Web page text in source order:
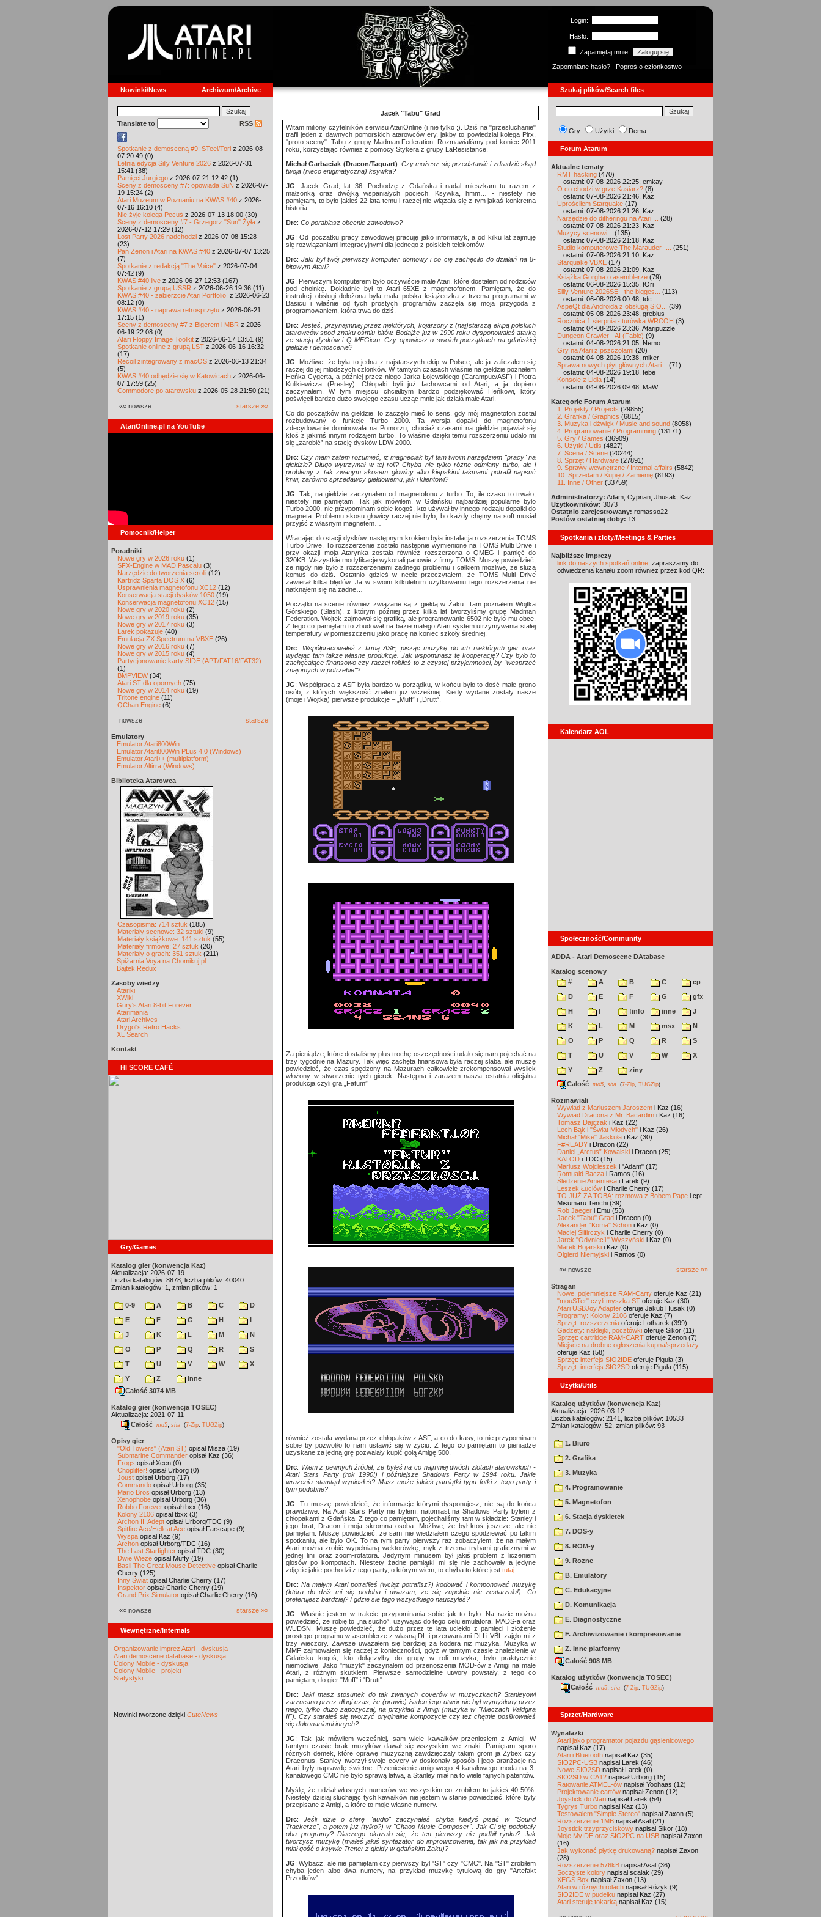
Login:
Hasło:
Zapamiętaj mnie
Zapomniane hasło?
Poproś o członkostwo
Nowinki/News Archiwum/Archive Szukaj plików/Search files
Translate to RSS
Spotkanie z demosceną #9: STeel/Tori z 2026-08-
07 20:49 (0)
Letnia edycja Silly Venture 2026 z 2026-07-31
15:41 (38)
Pamięci Jurgiego z 2026-07-21 12:42 (1)
Sceny z demosceny #7: opowiada SuN z 2026-07-
19 15:24 (2)
Atari Muzeum w Poznaniu na KWAS #40 z 2026-
07-16 16:10 (4)
Nie żyje kolega Pecuś z 2026-07-13 18:00 (30)
Sceny z demosceny #7 - Grzegorz "Sun" Żyła z
2026-07-12 17:29 (12)
Lost Party 2026 nadchodzi z 2026-07-08 15:28
(23)
Pan Zenon i Atari na KWAS #40 z 2026-07-07 13:25
(7)
Spotkanie z redakcją "The Voice" z 2026-07-04
07:42 (9)
KWAS #40 live z 2026-06-27 12:53 (167)
Spotkanie z grupą USSR z 2026-06-26 19:36 (11)
KWAS #40 - zabierzcie Atari Portfolio! z 2026-06-23
08:12 (0)
KWAS #40 - naprawa retrosprzętu z 2026-06-21
17:15 (1)
Sceny z demosceny #7 z Bigerem i MBR z 2026-
06-19 22:08 (0)
Atari Floppy Image Toolkit z 2026-06-17 13:51 (9)
Spotkanie online z grupą LST z 2026-06-16 16:32
(17)
Recoil zintegrowany z macOS z 2026-06-13 21:34
(5)
KWAS #40 odbędzie się w Katowicach z 2026-06-
07 17:59 (25)
Commodore po atarowsku z 2026-05-28 21:50 (21)
«« nowsze starsze »»
AtariOnline.pl na YouTube
Pomocnik/Helper
Poradniki
Nowe gry w 2026 roku (1)
SFX-Engine w MAD Pascalu (3)
Narzędzie do tworzenia scrolli (12)
Kartridż Sparta DOS X (6)
Usprawnienia magnetofonu XC12 (12)
Konserwacja stacji dysków 1050 (19)
Konserwacja magnetofonu XC12 (15)
Nowe gry w 2020 roku (2)
Nowe gry w 2019 roku (35)
Nowe gry w 2017 roku (3)
Larek pokazuje (40)
Emulacja ZX Spectrum na VBXE (26)
Nowe gry w 2016 roku (7)
Nowe gry w 2015 roku (4)
Partycjonowanie karty SIDE (APT/FAT16/FAT32)
(1)
BMPVIEW(34)
Atari ST dla opornych (75)
Nowe gry w 2014 roku (19)
Tritone engine (11)
QChan Engine (6)
nowsze starsze
Emulatory
Emulator Atari800Win
Emulator Atari800Win PLus 4.0 (Windows)
Emulator Atari++ (multiplatform)
Emulator Altirra (Windows)
Biblioteka Atarowca
Czasopisma: 714 sztuk (185)
Materiały scenowe: 32 sztuki (9)
Materiały książkowe: 141 sztuk (55)
Materiały firmowe: 27 sztuk (20)
Materiały o grach: 351 sztuk (211)
Spiżarnia Voya na Chomikuj.pl
Bajtek Redux
Zasoby wiedzy
Atariki
XWiki
Gury's Atari 8-bit Forever
Atarimania
Atari Archives
Drygol's Retro Hacks
XL Search
Kontakt
HI SCORE CAFÉ
Gry/Games
Katalog gier (konwencja Kaz)
Aktualizacja: 2026-07-19
Liczba katalogów: 8878, liczba plików: 40040
Zmian katalogów: 1, zmian plików: 1
0-9 A B C
D
E
F G H
I
J
K L M
N
O
P Q R
S
T
U V W
X
Y
Z
inne
Całość 3074 MB
Katalog gier (konwencja TOSEC)
Aktualizacja: 2021-07-11
Całość md5 sha (7-Zip TUGZip)
Opisy gier
"Old Towers" (Atari ST) opisał Misza (19)
Submarine Commander opisał Kaz (36)
Frogs opisał Xeen (0)
Choplifter! opisał Urborg (0)
Joust opisał Urborg (17)
Commando opisał Urborg (35)
Mario Bros opisał Urborg (13)
Xenophobe opisał Urborg (36)
Robbo Forever opisał tbxx (16)
Kolony 2106 opisał tbxx (3)
Archon II: Adept opisał Urborg/TDC (9)
Spitfire Ace/Hellcat Ace opisał Farscape (9)
Wyspa opisał Kaz (9)
Archon opisał Urborg/TDC (16)
The Last Starfighter opisał TDC (30)
Dwie Wieże opisał Muffy (19)
Basil The Great Mouse Detective opisał Charlie
Cherry (125)
Inny Świat opisał Charlie Cherry (17)
Inspektor opisał Charlie Cherry (19)
Grand Prix Simulator opisał Charlie Cherry (16)
«« nowsze starsze »»
Wewnętrzne/Internals
Organizowanie imprez Atari - dyskusja
Atari demoscene database - dyskusja
Colony Mobile - dyskusja
Colony Mobile - projekt
Statystyki
Nowinki tworzone dzięki CuteNews
Jacek "Tabu" Grad
Witam miliony czytelników serwisu AtariOnline (i nie tylko ;). Dziś na "przesłuchanie"
trafił jeden z dawnych pomorskich atarowców ery, jakby to powiedział kolega Pirx,
"proto-sceny": Tabu z grupy Madman Federation. Rozmawialiśmy pod koniec 2011
roku, korzystając również z pomocy Stykera z grupy LaResistance.
Michał Garbaciak (Dracon/Taquart):Czy możesz się przedstawić i zdradzić skąd
twoja (nieco enigmatyczna) ksywka?
JG: Jacek Grad, lat 36. Pochodzę z Gdańska i nadal mieszkam tu razem z
małżonką oraz dwójką wspaniałych pociech. Ksywka, hmm… - niestety nie
pamiętam, to było jakieś 22 lata temu i raczej nie wiązała się z tym jakaś konkretna
historia.
Drc: Co porabiasz obecnie zawodowo?
JG: Od początku pracy zawodowej pracuję jako informatyk, a od kilku lat zajmuję
się rozwiązaniami integracyjnymi dla jednego z polskich telekomów.
Drc:Jaki był twój pierwszy komputer domowy i co cię zachęciło do działań na 8-
bitowym Atari?
JG: Pierwszym komputerem było oczywiście małe Atari, które dostałem od rodziców
pod choinkę. Dokładnie był to Atari 65XE z magnetofonem. Pamiętam, że do
instrukcji obsługi dołożona była mała polska książeczka z trzema programami w
Basicu i właśnie od tych prostych programów zaczęła się moja przygoda z
programowaniem, która trwa do dziś.
Drc:Jesteś, przynajmniej przez niektórych, kojarzony z (naj)starszą ekipą polskich
atarowców spod znaku ośmiu bitów. Bodajże już w 1990 roku dysponowałeś atarką
ze stacją dysków i Q-MEGiem. Czy opowiesz o swoich początkach na gdańskiej
giełdzie i demoscenie?
JG: Możliwe, że była to jedna z najstarszych ekip w Polsce, ale ja zaliczałem się
raczej do jej młodszych członków. W tamtych czasach właśnie na giełdzie poznałem
Heńka Cygerta, a później przez niego Jarka Łojewskiego (Carampuc/ASF) i Piotra
Kulikiewicza (Presley). Chłopaki byli już fachowcami od Atari, a ja dopiero
zaczynałem. W tym miejscu chciałbym bardzo podziękować Heńkowi, który
poświęcił bardzo dużo swojego czasu ucząc mnie jak działa małe Atari.
Co do początków na giełdzie, to zaczęło mieć to sens, gdy mój magnetofon został
rozbudowany o funkcje Turbo 2000. Ta wersja dopałki do magnetofonu
zdecydowanie dominowała na Pomorzu, chociaż czasami na giełdzie pojawiał się
ktoś z jakimś innym rodzajem turbo. To właśnie dzięki temu rozszerzeniu udało mi
się „zarobić” na stację dysków LDW 2000.
Drc:Czy mam zatem rozumieć, iż magneciak był tam twoim narzędziem "pracy" na
giełdzie? Długo wytrzymał w tej roli? Chyba nie tylko różne odmiany turbo, ale i
problemy z tak zwanym skosem głowicy albo kiepskimi taśmami potrafił napsuć
krwi, zarówno sprzedawcy giełdowemu, jak i klientowi?
JG: Tak, na giełdzie zaczynałem od magnetofonu z turbo. To, ile czasu to trwało,
niestety nie pamiętam. Tak jak mówiłem, w Gdańsku najbardziej popularne było
Turbo 2000, nie przypominam sobie kogoś, kto używał by innego rodzaju dopałki do
magneta. Problemu skosu głowicy raczej nie było, bo każdy chętny na soft musiał
przyjść z własnym magnetem…
Wracając do stacji dysków, następnym krokiem była instalacja rozszerzenia TOMS
Turbo Drive. To rozszerzenie zostało następnie wymienione na TOMS Multi Drive i
przy okazji moja Atarynka została również rozszerzona o QMEG i pamięć do
320KB. Wszystkie modyfikacje wykonali panowie z firmy TOMS. Muszę powiedzieć,
że nigdy nie było z rozszerzeniami żadnego problemu i całkiem możliwe, że służą
komuś do dziś. Ostatnio gdzieś w necie przeczytałem, że TOMS Multi Drive
zawierał kilka błędów. Ja w swoim kilkuletnim użytkowaniu tego rozszerzenia nie
natknąłem się na żadne…
Początki na scenie również związane są z giełdą w Żaku. Tam poznałem Wojtka
Górskiego (Slash), z którym później przez kilka lat tworzyliśmy grupę Madman
Federation. Wojtek zajmował się grafiką, ale programowanie 6502 nie było mu obce.
Z tego co pamiętam to zbudował na bazie małego Atari system utrzymywania stałej
temperatury w pomieszczeniu jako pracę na koniec szkoły średniej.
Drc:
Współpracowałeś z firmą ASF, pisząc muzykę do ich niektórych gier oraz
wydając tam także własne produkcje. Jak wspominasz tę kooperację? Czy było to
zachęcające finansowo czy raczej robiłeś to z czystej przyjemności, by "wesprzeć
znajomych w potrzebie"?
JG: Współpraca z ASF była bardzo w porządku, w końcu było to dość małe grono
osób, z których większość znałem już wcześniej. Kiedy wydane zostały nasze
(moje i Wojtka) pierwsze produkcje – „Muff” i „Drutt”.
Za pieniądze, które dostaliśmy plus trochę oszczędności udało się nam pojechać na
trzy tygodnie na Mazury. Tak więc zachęta finansowa była raczej słaba, ale muszę
powiedzieć, że czas spędzony na Mazurach całkowicie zrekompensował wysiłek
włożony w stworzenie tych gierek. Następna i zarazem nasza ostatnia oficjalna
produkcja czyli gra „Fatum”
również została wydana przez chłopaków z ASF, a co do kasy, to nie przypominam
sobie by pozwoliło to nam ustawić się w życiu. Z tego co pamiętam to pieniądze
uzyskane za jedną grę pozwalały kupić gołą Amigę 500.
Drc: Wiem z pewnych źródeł, że byłeś na co najmniej dwóch zlotach atarowskich -
Atari Stars Party (rok 1990!) i późniejsze Shadows Party w 1994 roku. Jakie
wrażenia stamtąd wyniosłeś? Masz może jakieś pamiątki typu fotki z tego party i
tym podobne?
JG: Tu muszę powiedzieć, że informacje którymi dysponujesz, nie są do końca
prawdziwe. Na Atari Stars Party nie byłem, natomiast na Shadows Party byłem z
chłopakami z Gdańska. Z tego co pamiętam, pojechaliśmy tam w składzie: Stanley i
jego brat, Dracon i moja skromna osoba. Możliwe, że był ktoś jeszcze, ale nie
pamiętam. Muszę powiedzieć, że sam nie wiedziałem czego spodziewać po takim
spotkaniu, ale było OK. To na tym party pierwszy raz zobaczyłem, że na małym
Atari można zrobić wypełnianą wektorówkę, myk z trzema trybami graficznymi w
jednej linii oraz zoom-rotatora. Jedynym minusem był jakiś problem z liczeniem
głosów po kompotach. Niestety żadne pamiątki mi się nie zachowały a jedyne
zdjęcie jakie pochodzi z tego party, o którym wiem, to chyba to które jest tutaj
Drc:Na małym Atari potrafiłeś (wciąż potrafisz?) kodować i komponować muzykę
(która do dziś mi się podoba i uważam, że się zupełnie nie zestarzała!). Co
preferujesz bardziej? I gdzie się tego wszystkiego nauczyłeś?
JG: Właśnie jestem w trakcie przypominania sobie jak to było. Na razie można
powiedzieć, że robię to „na sucho”, używając do tego celu emulatora, MADS-a oraz
WUDSN. Muszę powiedzieć, że dużo przez te lata uciekło z pamięci i złożenie
prostego programu w asemblerze z własną DL i przerwaniami DLI i VBL zajęło mi z
trzy wieczory. Zawsze uważałem się bardziej za kodera niż muzyka. Muzyką w
MMF zajmowałem się raczej z konieczności, gdyż w tamtym czasie znalezienie w
Gdańsku kogoś, kto dołączyłby do grupy w roli muzyka, było praktycznie
niemożliwe. Jako "muzyk" zaczynałem od przenoszenia MOD-ów z Amigi na małe
Atari, z różnym skutkiem. Pierwsze samodzielne utwory powstały, z tego co
pamiętam, do gier "Muff" i "Drutt".
Drc:Jaki masz stosunek do tak zwanych coverów w muzyczkach? Stanleyowi
zarzucano przez długi czas, że (prawie) żaden jego utwór nie był wymyślony przez
niego, tylko dużo zapożyczał, na przykład z Amigi (muzyka w "Mieczach Valdgira
II"). Czy starałeś się tworzyć oryginalne kompozycje czy też chętnie posiłkowałeś
się dokonaniami innych?
JG: Tak jak mówiłem wcześniej, sam wiele kawałków przeniosłem z Amigi. W
tamtym czasie brak muzyków dawał się wszystkim we znaki. Pamiętam sporo
różnych demek, które oprawę muzyczną zawdzięczały takim grom ja Zybex czy
Draconus. Stanley tworzył swoje covery w doskonały sposób i jego aranżacje na
Atari były naprawdę świetne. Przeniesienie amigowego 4-kanałowego moda na 3-
kanałowego CMC nie było sprawą łatwą, a Stanley miał na to wiele fajnych patentów.
Myślę, że udział własnych numerów we wszystkim co zrobiłem to jakieś 40-50%.
Niestety dzisiaj słuchając tych kawałków nie jestem w stanie powiedzieć, które były
przepisane z Amigi, a które to moje własne numery.
Drc:Jeśli idzie o sferę "audio" zaczynałeś chyba kiedyś pisać w "Sound
Trackerze", a potem już (tylko?) w "Chaos Music Composer". Jak Ci się podobały
oba programy? Dlaczego okazało się, że ten pierwszy nie podbił rynku? Jak
tworzysz muzykę (miałeś jakiś syntezator do improwizowania, tak jak na przykład
miał gość o ksywie Trener z giełdy w gdańskim Żaku)?
JG: Wybacz, ale nie pamiętam czy pierwszy był "ST" czy "CMC". Na "ST" zrobiłem
chyba jeden albo dwa numery, na przykład muzykę tytułową do gry "Artefakt
Przodków".
Gry Użytki Dema
Forum Atarum
Aktualne tematy
RMT hacking (470)
ostatni: 07-08-2026 22:25, emkay
O co chodzi w grze Kasiarz? (8)
ostatni: 07-08-2026 21:46, Kaz
Uprościłem Starquake (17)
ostatni: 07-08-2026 21:26, Kaz
Narzędzie do ditheringu na Atari ...
(28)
ostatni: 07-08-2026 21:23, Kaz
Muzycy scenowi...
(135)
ostatni: 07-08-2026 21:18, Kaz
Studio komputerowe The Marauder -...
(251)
ostatni: 07-08-2026 21:10, Kaz
Starquake VBXE (17)
ostatni: 07-08-2026 21:09, Kaz
Książka Gorgha o asemblerze (79)
ostatni: 06-08-2026 15:35, tOri
Silly Venture 2026SE - the bigges...
(113)
ostatni: 06-08-2026 00:48, tdc
AspeQt dla Androida z obsługą SIO...
(39)
ostatni: 05-08-2026 23:48, greblus
Rocznica 1 sierpnia - turówka WRCOH (3)
ostatni: 04-08-2026 23:36, Ataripuzzle
Dungeon Crawler - AI (Fable) (9)
ostatni: 04-08-2026 21:05, Nemo
Gry na Atari z pszczołami (20)
ostatni: 04-08-2026 19:38, miker
Sprawa nowych płyt głównych Atari...
(71)
ostatni: 04-08-2026 19:18, tebe
Konsole z Lidla (14)
ostatni: 04-08-2026 09:48, MaW
Kategorie Forum Atarum
1. Projekty / Projects (29855)
2. Grafika / Graphics (6815)
3. Muzyka i dźwięk / Music and sound (8058)
4. Programowanie / Programming (13171)
5. Gry / Games (36909)
6. Użytki / Utils (4827)
7. Scena / Scene (20244)
8. Sprzęt / Hardware (27891)
9. Sprawy wewnętrzne / Internal affairs (5842)
10. Sprzedam / Kupię / Zamienię (8193)
11. Inne / Other (33759)
Administratorzy: Adam, Cyprian, Jhusak, Kaz
Użytkowników: 3073
Ostatnio zarejestrowany: romasso22
Postów ostatniej doby: 13
Spotkania i zloty/Meetings & Parties
Najbliższe imprezy
link do naszych spotkań online, zapraszamy do
odwiedzenia kanału zoom również przez kod QR:
Kalendarz AOL
Społeczność/Community
ADDA - Atari Demoscene DAtabase
Katalog scenowy
#
A B C
cp
D
E F G
gfx
H
I !info inne
J
K
L M msx
N
O
P Q R
S
T
U V W
X
Y
Z
ziny
Całość md5 sha (7-Zip TUGZip)
Rozmawiali
Wywiad z Mariuszem Jaroszem i Kaz (16)
Wywiad Dracona z Mr. Bacardim i Kaz (16)
Tomasz Dajczak i Kaz (22)
Lech Bąk i "Świat Młodych" i Kaz (26)
Michał "Mike" Jaskuła i Kaz (30)
F#READY i Dracon (22)
Daniel „Arctus” Kowalski i Dracon (25)
KATOD i TDC (15)
Mariusz Wojcieszek i "Adam" (17)
Romuald Bacza i Ramos (16)
Śledzenie Amentesa i Larek (9)
Leszek Łuciów i Charlie Cherry (17)
TO JUŻ ZA TOBĄ: rozmowa z Bobem Pape i cpt.
Misumaru Tenchi (39)
Rob Jaeger i Emu (53)
Jacek "Tabu" Grad i Dracon (0)
Alexander "Koma" Schön i Kaz (0)
Maciej Ślifirczyk i Charlie Cherry (0)
Jarek "Odyniec1" Wyszyński i Kaz (0)
Marek Bojarski i Kaz (0)
Olgierd Niemyjski i Ramos (0)
«« nowsze starsze »»
Stragan
Nowe, pojemniejsze RAM-Carty oferuje Kaz (21)
"mouSTer" czyli myszka ST oferuje Kaz (30)
Atari USBJoy Adapter oferuje Jakub Husak (0)
Programy: Kolony 2106 oferuje Kaz (7)
Sprzęt: rozszerzenia oferuje Lotharek (399)
Gadżety: naklejki, pocztówki oferuje Sikor (11)
Sprzęt: cartridge RAM-CART oferuje Zenon (7)
Miejsce na drobne ogłoszenia kupna/sprzedaży
oferuje Kaz (58)
Sprzęt: interfejs SIO2IDE oferuje Piguła (3)
Sprzęt: interfejs SIO2SD oferuje Piguła (115)
Użytki/Utils
Katalog użytków (konwencja Kaz)
Aktualizacja: 2026-03-12
Liczba katalogów: 2141, liczba plików: 10533
Zmian katalogów: 52, zmian plików: 93
1. Biuro
2. Grafika
3. Muzyka
4. Programowanie
5. Magnetofon
6. Stacja dyskietek
7. DOS-y
8. ROM-y
9. Rozne
B. Emulatory
C. Edukacyjne
D. Komunikacja
E. Diagnostyczne
F. Archiwizowanie i kompresowanie
Z. Inne platformy
Całość 908 MB
Katalog użytków (konwencja TOSEC)
Całość md5 sha (7-Zip TUGZip)
Sprzęt/Hardware
Wynalazki
Atari jako programator pojazdu gąsienicowego
napisał Kaz (17)
Atari i Bluetooth napisał Kaz (35)
SIO2PC-USB napisał Larek (46)
Nowe SIO2SD napisał Larek (0)
SIO2SD w CA12 napisał Urborg (15)
Ratowanie ATMEL-ów napisał Yoohaas (12)
Projektowanie cartów napisał Zenon (12)
Joystick do Atari napisał Larek (54)
Tygrys Turbo napisał Kaz (13)
Testowałem "Simple Stereo" napisał Zaxon (5)
Rozszerzenie 1MB napisał Asal (21)
Joystick trzyprzyciskowy napisał Sikor (18)
Moje MyIDE oraz SIO2PC na USB napisał Zaxon
(16)
Jak wykonać płytkę drukowaną? napisał Zaxon
(28)
Rozszerzenie 576kB napisał Asal (36)
Soczyste kolory napisał scalak (29)
XEGS Box napisał Zaxon (13)
Atari w różnych rolach napisał Różyk (9)
SIO2IDE w pudełku napisał Kaz (27)
Atari steruje tokarką napisał Kaz (15)